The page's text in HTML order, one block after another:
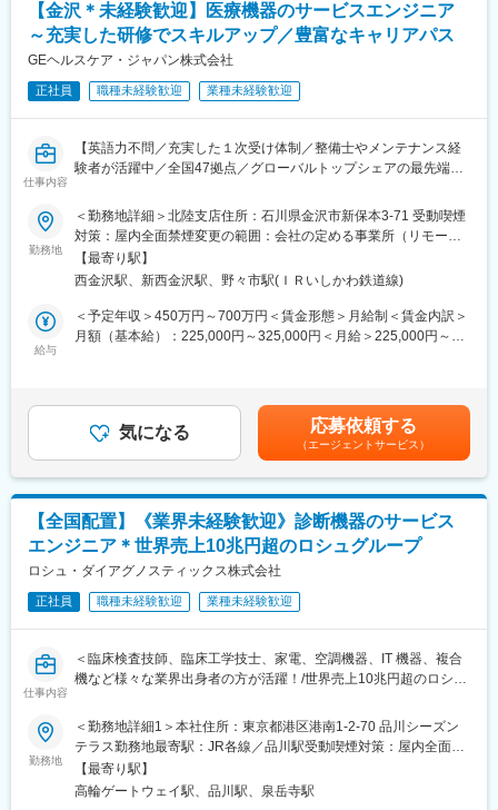
【金沢＊未経験歓迎】医療機器のサービスエンジニア
～充実した研修でスキルアップ／豊富なキャリアパス
GEヘルスケア・ジャパン株式会社
正社員 職種未経験歓迎 業種未経験歓迎
仕事内容
【英語力不問／充実した１次受け体制／整備士やメンテナンス経
験者が活躍中／全国47拠点／グローバルトップシェアの最先端医
■業務内容：
医療画像診断装置（CT,MRI）、超音波診断装置や麻酔器
（LCS）、生体モニターを展開する同社のサービスステーション
の一員として、下記のような業務をお任せします。
・医療装置の保守 修理、点検等メンテナンス
・機器導入後の技術支援や購入前後のサポート
・技術的な問い合わせ対応
■就業環境：年間を通しての残業時間は平均して30～40時間とな
っており、夜間の対応につきましては月1, 2回のペースです。一次
対応はコールセンターが行い、現場での対応が必要な場合のみ、
を求められることはありません。
■サポート体制：不明な点は本部アプリケーションエンジニアおよ
びテクニカルサポートエンジニアがいるため、最初は専門的な知
識はそこまで持っていなくても大丈夫です。スキルを備えたあと
は土日（当番制）に呼び出しはありますが一次対応はコールセン
ターが行い、現場での対応が必要な場合のみ、出勤します。また
呼び出し手当、待機手当、時間外出勤手当などはしっかり完備さ
れております。
■研修制度：各営業所の先輩社員とOJT形式で半年～1年程度かけ
て育成を行います。過去にも未経験の方も多く入社していますの
■長期的な就業可能：現在は勤続年数20年と在籍している方も多
数おり年齢層も20歳～50歳とバランスよく活躍しています。自己
都合の退職も3~5％と大手日系メーカーと同様に非常に長く働け
る環境です。
勤務地
＜勤務地詳細＞北陸支店住所：石川県金沢市新保本3-71 受動喫煙
対策：屋内全面禁煙変更の範囲：会社の定める事業所（リモート
ワーク含む）
【最寄り駅】
西金沢駅、新西金沢駅、野々市駅(ＩＲいしかわ鉄道線)
給与
＜予定年収＞450万円～700万円＜賃金形態＞月給制＜賃金内訳＞
月額（基本給）：225,000円～325,000円＜月給＞225,000円～
までも目安の金額であり、選考を通じて上下する可能性がありま
す。賃金はあくまでも目安の金額であり、選考を通じて上下する
可能性があります。月給(月額)は固定手当を含めた表記です。
気になる 応募依頼する
（エージェントサービス）
【全国配置】《業界未経験歓迎》診断機器のサービス
エンジニア＊世界売上10兆円超のロシュグループ
ロシュ・ダイアグノスティックス株式会社
正社員 職種未経験歓迎 業種未経験歓迎
仕事内容
＜臨床検査技師、臨床工学技士、家電、空調機器、IT 機器、複合
機など様々な業界出身者の方が活躍！/世界売上10兆円超のロシュ
業20時間/夜間呼び出しほとんどなし/直行直属/研修体制充実＞
■求人概要：
フィールドサービスエンジニア職として、当社製品の新規据付、
保守点検をお任せいたします。コロナ禍以降、医療や検査の意義
勤務地
＜勤務地詳細1＞本社住所：東京都港区港南1-2-70 品川シーズン
テラス勤務地最寄駅：JR各線／品川駅受動喫煙対策：屋内全面禁
煙＜勤務地詳細2＞全国（エリア確約不可）住所：全国いずれかの
配属となります。 受動喫煙対策：敷地内喫煙可能場所あり変更の
【最寄り駅】
高輪ゲートウェイ駅、品川駅、泉岳寺駅